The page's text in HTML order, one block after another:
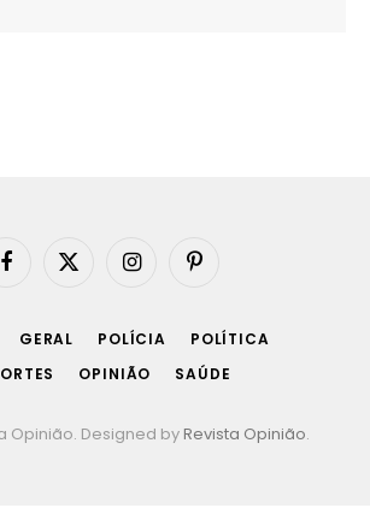
Facebook
X
InstagramPinterest
GERAL POLÍCIA
POLÍTICA
OPINIÃO SAÚDE
Opinião. Designed by Revista Opinião.